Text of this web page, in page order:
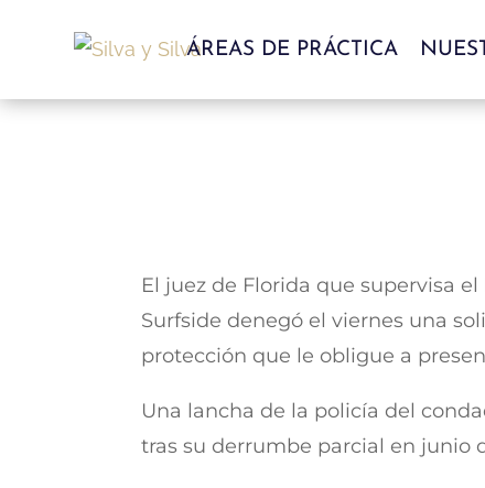
ÁREAS DE PRÁCTICA
El juez de Florida que supervisa
Surfside denegó el viernes una
protección que le obligue a
Una lancha de la policía del
tras su derrumbe parcial en junio